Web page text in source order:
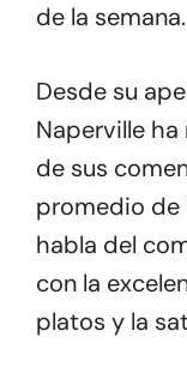
de la semana.
Desde su
Naperville
de sus
promedio de
habla del
con la
platos y la